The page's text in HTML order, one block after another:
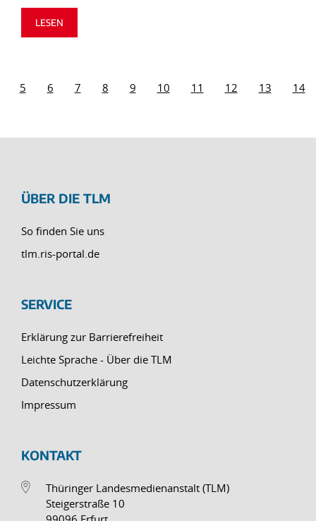
LESEN
5 6 7 8 9 10 11 12 13 14
ÜBER DIE TLM
So finden Sie uns
tlm.ris-portal.de
SERVICE
Erklärung zur Barrierefreiheit
Leichte Sprache - Über die TLM
Datenschutzerklärung
Impressum
KONTAKT
Thüringer Landesmedienanstalt (TLM)
Steigerstraße 10